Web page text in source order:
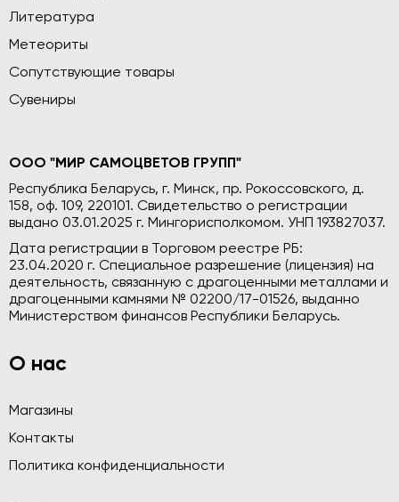
Литература
Метеориты
Сопутствующие товары
Сувениры
ООО "МИР САМОЦВЕТОВ ГРУПП"
Республика Беларусь, г. Минск, пр. Рокоссовского, д.
158, оф. 109, 220101. Свидетельство о регистрации
выдано 03.01.2025 г. Мингорисполкомом. УНП 193827037.
Дата регистрации в Торговом реестре РБ:
23.04.2020 г. Специальное разрешение (лицензия) на
деятельность, связанную с драгоценными металлами и
драгоценными камнями № 02200/17-01526, выданно
Министерством финансов Республики Беларусь.
О нас
Магазины
Контакты
Политика конфиденциальности